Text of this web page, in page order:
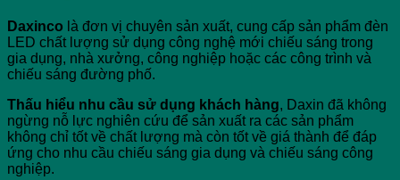
Daxinco là đơn vị chuyên sản xuất, cung cấp sản phẩm đèn
LED chất lượng sử dụng công nghệ mới chiếu sáng trong
gia dụng, nhà xưởng, công nghiệp hoặc các công trình và
chiếu sáng đường phố.
Thấu hiểu nhu cầu sử dụng khách hàng, Daxin đã không
ngừng nỗ lực nghiên cứu để sản xuất ra các sản phẩm
không chỉ tốt về chất lượng mà còn tốt về giá thành để đáp
ứng cho nhu cầu chiếu sáng gia dụng và chiếu sáng công
nghiệp.